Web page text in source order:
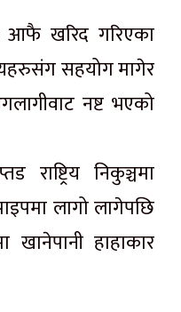
आफै खरिद गरिएका
सहयोग मागेर
नष्ट भएको
राष्ट्रिय निकुञ्चमा
लागो लागेपछि
खानेपानी हाहाकार